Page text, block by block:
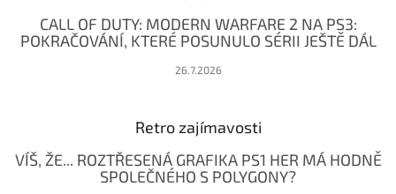
CALL OF DUTY: MODERN WARFARE 2 NA PS3:
POKRAČOVÁNÍ, KTERÉ POSUNULO SÉRII JEŠTĚ DÁL
26.7.2026
Retro zajímavosti
VÍŠ, ŽE... ROZTŘESENÁ GRAFIKA PS1 HER MÁ HODNĚ
SPOLEČNÉHO S POLYGONY?